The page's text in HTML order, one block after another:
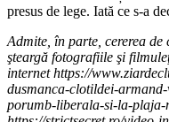
presus de lege. Iată ce s-a
Admite, în parte, cererea
şteargă fotografiile şi
internet https://
dusmanca-clotildei-
porumb-liberala-si-la-plaja-